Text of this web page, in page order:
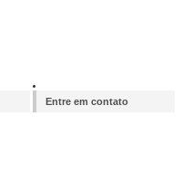
Entre em contato